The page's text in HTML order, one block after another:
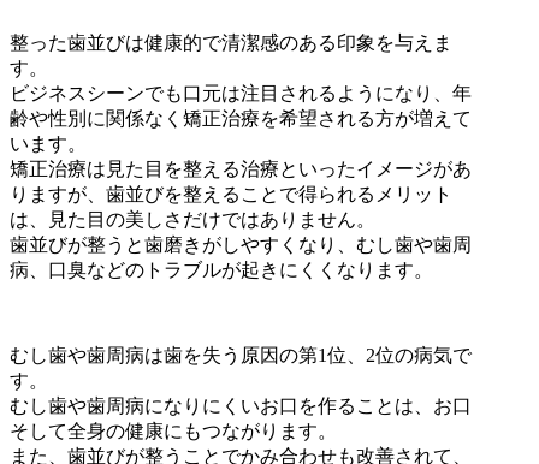
整った歯並びは健康的で清潔感のある印象を与えま
す。
ビジネスシーンでも口元は注目されるようになり、年
齢や性別に関係なく矯正治療を希望される方が増えて
います。
矯正治療は見た目を整える治療といったイメージがあ
りますが、歯並びを整えることで得られるメリット
は、見た目の美しさだけではありません。
歯並びが整うと歯磨きがしやすくなり、むし歯や歯周
病、口臭などのトラブルが起きにくくなります。
むし歯や歯周病は歯を失う原因の第1位、2位の病気で
す。
むし歯や歯周病になりにくいお口を作ることは、お口
そして全身の健康にもつながります。
また、歯並びが整うことでかみ合わせも改善されて、